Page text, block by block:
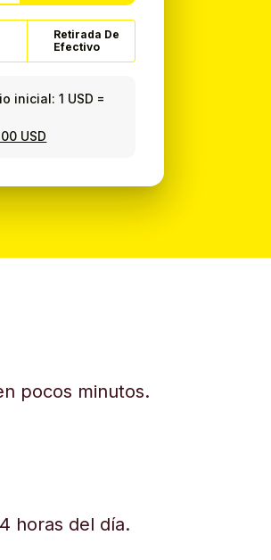
Retirada De
Efectivo
inicial: 1 USD =
USD
pocos minutos.
horas del día.